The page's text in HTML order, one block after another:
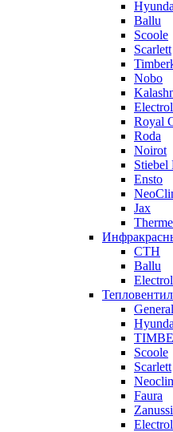
Ballu
Scoole
Scarlett
Nobo
Royal
Roda
Noirot
Stiebel
Ensto
Jax
CTH
Ballu
Scoole
Scarlett
Faura
Zanussi